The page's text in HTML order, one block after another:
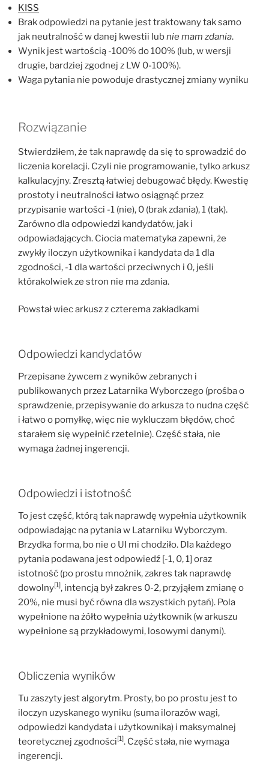
KISS
Brak odpowiedzi na pytanie jest traktowany tak samo
jak neutralność w danej kwestii lubnie mam zdania.
Wynik jest wartością -100% do 100% (lub, w wersji
drugie, bardziej zgodnej z LW 0-100%).
Waga pytania nie powoduje drastycznej zmiany wyniku
Rozwiązanie
Stwierdziłem, że tak naprawdę da się to sprowadzić do
liczenia korelacji. Czyli nie programowanie, tylko arkusz
kalkulacyjny. Zresztą łatwiej debugować błędy. Kwestię
prostoty i neutralności łatwo osiągnąć przez
przypisanie wartości -1 (nie), 0 (brak zdania), 1 (tak).
Zarówno dla odpowiedzi kandydatów, jak i
odpowiadających. Ciocia matematyka zapewni, że
zwykły iloczyn użytkownika i kandydata da 1 dla
zgodności, -1 dla wartości przeciwnych i 0, jeśli
którakolwiek ze stron nie ma zdania.
Powstał wiec arkusz z czterema zakładkami
Odpowiedzi kandydatów
Przepisane żywcem z wyników zebranych i
publikowanych przez Latarnika Wyborczego (prośba o
sprawdzenie, przepisywanie do arkusza to nudna część
i łatwo o pomyłkę, więc nie wykluczam błędów, choć
starałem się wypełnić rzetelnie). Część stała, nie
wymaga żadnej ingerencji.
Odpowiedzi i istotność
To jest część, którą tak naprawdę wypełnia użytkownik
odpowiadając na pytania w Latarniku Wyborczym.
Brzydka forma, bo nie o UI mi chodziło. Dla każdego
pytania podawana jest odpowiedź [-1, 0, 1] oraz
istotność (po prostu mnożnik, zakres tak naprawdę
dowolny[1], intencją był zakres 0-2, przyjąłem zmianę o
20%, nie musi być równa dla wszystkich pytań). Pola
wypełnione na żółto wypełnia użytkownik (w arkuszu
wypełnione są przykładowymi, losowymi danymi).
Obliczenia wyników
Tu zaszyty jest algorytm. Prosty, bo po prostu jest to
iloczyn uzyskanego wyniku (suma ilorazów wagi,
odpowiedzi kandydata i użytkownika) i maksymalnej
teoretycznej zgodności[1]. Część stała, nie wymaga
ingerencji.